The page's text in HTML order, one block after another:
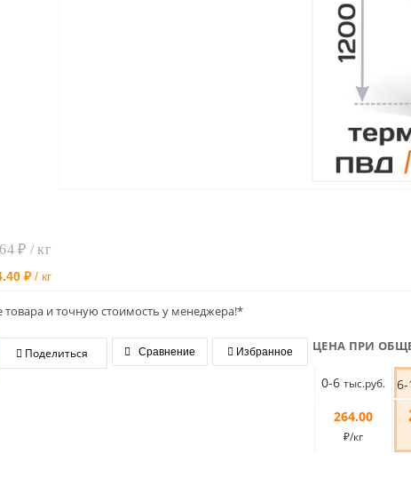
₽ / кг
₽/ кг
товара и точную стоимость у менеджера!*
Поделиться Сравнение Избранное ЦЕНА ПРИ
0-6 тыс.руб.
264.00
₽/кг